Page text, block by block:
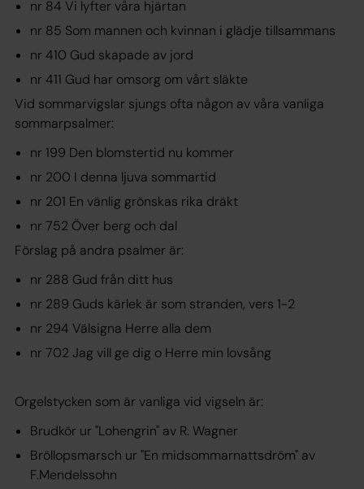
nr 84 Vi lyfter våra hjärtan
nr 85 Som mannen och kvinnan i glädje tillsammans
nr 410 Gud skapade av jord
nr 411 Gud har omsorg om vårt släkte
Vid sommarvigslar sjungs ofta någon av våra vanliga
sommarpsalmer:
nr 199 Den blomstertid nu kommer
nr 200 I denna ljuva sommartid
nr 201 En vänlig grönskas rika dräkt
nr 752 Över berg och dal
Förslag på andra psalmer är:
nr 288 Gud från ditt hus
nr 289 Guds kärlek är som stranden, vers 1-2
nr 294 Välsigna Herre alla dem
nr 702 Jag vill ge dig o Herre min lovsång
Orgelstycken som är vanliga vid vigseln är:
Brudkör ur "Lohengrin" av R. Wagner
Bröllopsmarsch ur "En midsommarnattsdröm" av
F.Mendelssohn